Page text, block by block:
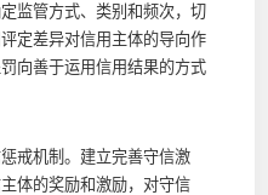
监管方式、类别和频次，切
定差异对信用主体的导向作
向善于运用信用结果的方式
机制。建立完善守信激
体的奖励和激励，对守信